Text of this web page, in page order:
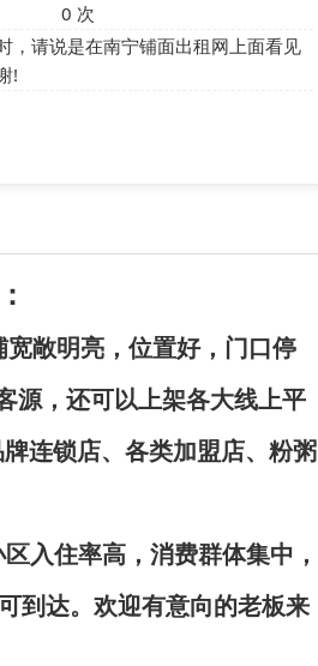
0 次
，请说是在南宁铺面出租网上面看见
!
敞明亮，位置好，门口停
源，还可以上架各大线上平
连锁店、各类加盟店、粉粥
入住率高，消费群体集中，
到达。欢迎有意向的老板来